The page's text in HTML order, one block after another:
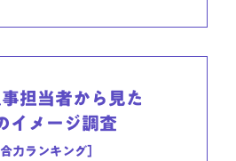
担当者から見た
イメージ調査
合力ランキング］